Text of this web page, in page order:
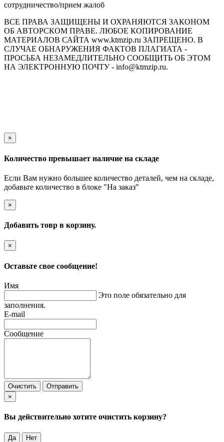
сотрудничество/прием жалоб
ВСЕ ПРАВА ЗАЩИЩЕНЫ И ОХРАНЯЮТСЯ ЗАКОНОМ
ОБ АВТОРСКОМ ПРАВЕ. ЛЮБОЕ КОПИРОВАНИЕ
МАТЕРИАЛОВ САЙТА www.ktmzip.ru ЗАПРЕЩЕНО. В
СЛУЧАЕ ОБНАРУЖЕНИЯ ФАКТОВ ПЛАГИАТА -
ПРОСЬБА НЕЗАМЕДЛИТЕЛЬНО СООБЩИТЬ ОБ ЭТОМ
НА ЭЛЕКТРОННУЮ ПОЧТУ - info@ktmzip.ru.
×
Количество превышает наличие на складе
Если Вам нужно большее количество деталей, чем на складе,
добавьте количество в блоке "На заказ"
×
Добавить товр в корзину.
×
Оставьте свое сообщение!
Имя
Это поле обязательно для
заполнения.
E-mail
Сообщение
Очистить
Отправить
×
Вы действительно хотите очистить корзину?
Да Нет